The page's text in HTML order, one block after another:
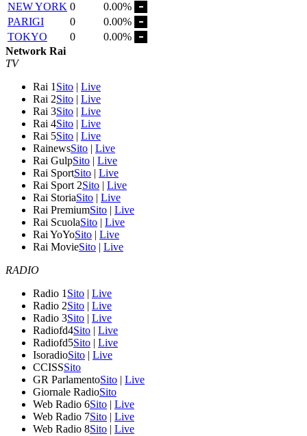
NEW YORK 0
0.00%
PARIGI
0
0.00%
TOKYO
0
0.00%
Network Rai
TV
Rai 1 Sito | Live
Rai 2Sito | Live
Rai 3Sito | Live
Rai 4Sito | Live
Rai 5Sito | Live
RainewsSito | Live
Rai GulpSito | Live
Rai SportSito | Live
Rai Sport 2Sito | Live
Rai StoriaSito | Live
Rai PremiumSito | Live
Rai ScuolaSito | Live
Rai YoYoSito | Live
Rai MovieSito | Live
RADIO
Radio 1 Sito | Live
Radio 2Sito | Live
Radio 3Sito | Live
Radiofd4Sito | Live
Radiofd5Sito | Live
IsoradioSito | Live
CCISSSito
GR ParlamentoSito | Live
Giornale RadioSito
Web Radio 6Sito | Live
Web Radio 7Sito | Live
Web Radio 8Sito | Live